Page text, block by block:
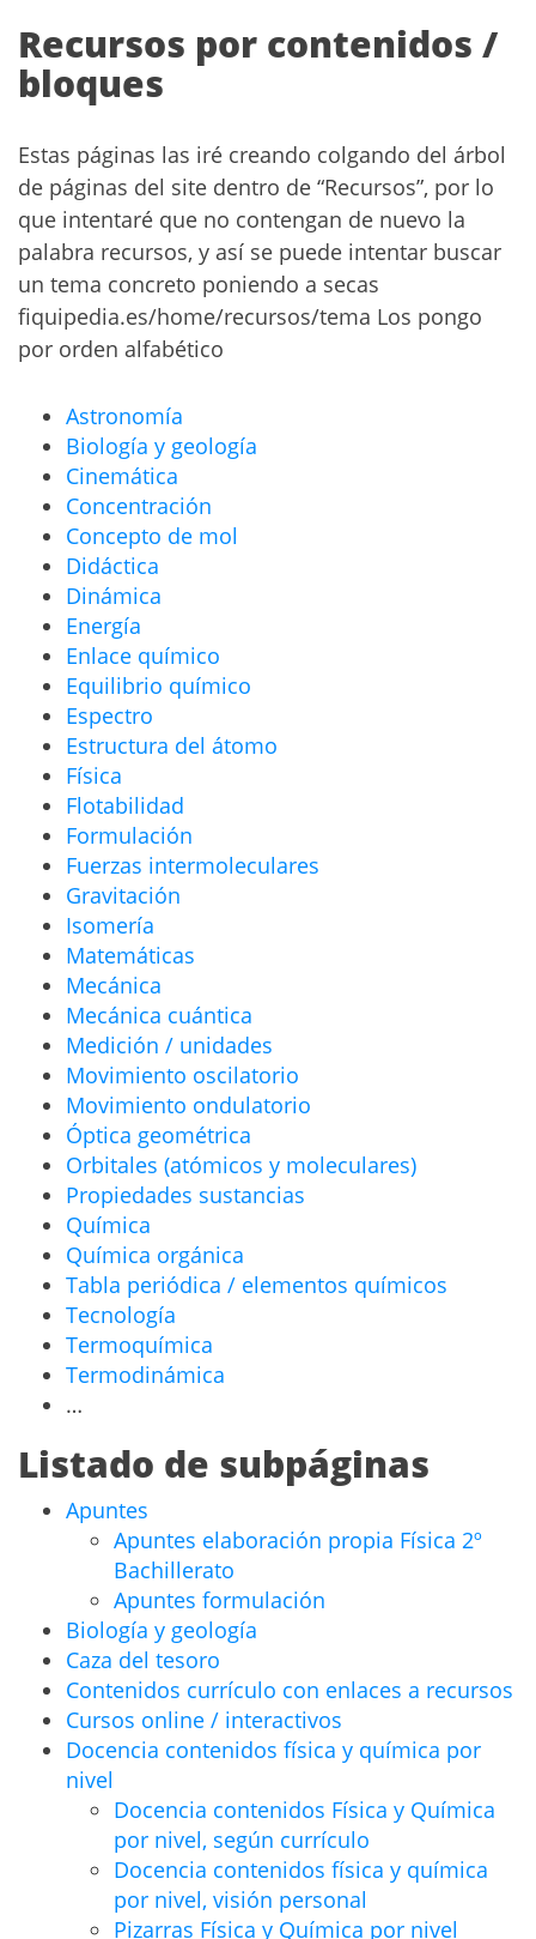
Recursos por contenidos /
bloques
Estas páginas las iré creando colgando del árbol
de páginas del site dentro de “Recursos”, por lo
que intentaré que no contengan de nuevo la
palabra recursos, y así se puede intentar buscar
un tema concreto poniendo a secas
fiquipedia.es/home/recursos/tema Los pongo
por orden alfabético
Astronomía
Biología y geología
Cinemática
Concentración
Concepto de mol
Didáctica
Dinámica
Energía
Enlace químico
Equilibrio químico
Espectro
Estructura del átomo
Física
Flotabilidad
Formulación
Fuerzas intermoleculares
Gravitación
Isomería
Matemáticas
Mecánica
Mecánica cuántica
Medición / unidades
Movimiento oscilatorio
Movimiento ondulatorio
Óptica geométrica
Orbitales (atómicos y moleculares)
Propiedades sustancias
Química
Química orgánica
Tabla periódica / elementos químicos
Tecnología
Termoquímica
Termodinámica
…
Listado de subpáginas
Apuntes
Apuntes elaboración propia Física 2º
Bachillerato
Apuntes formulación
Biología y geología
Caza del tesoro
Contenidos currículo con enlaces a recursos
Cursos online / interactivos
Docencia contenidos física y química por
nivel
Docencia contenidos Física y Química
por nivel, según currículo
Docencia contenidos física y química
por nivel, visión personal
Pizarras Física y Química por nivel